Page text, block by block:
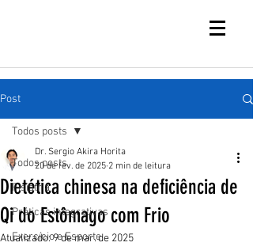
Post
Todos posts
Fisiatria
Práticas integrativas
Exercício e Esporte
Todos posts
Dietética chinesa na deficiência de
Qi do Estômago com Frio
Dr. Sergio Akira Horita
20 de fev. de 2025 2 min de leitura
Atualizado:9 de mar. de 2025